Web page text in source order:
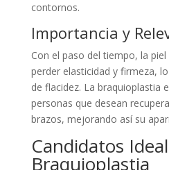
contornos.
Importancia y
Con el paso del tiempo, la
perder elasticidad y firmeza,
de flacidez. La braquioplastia
personas que desean
brazos, mejorando así su
Candidatos
Braquioplastia